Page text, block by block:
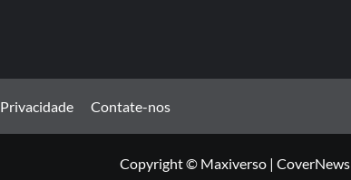
Privacidade Contate-nos
Copyright © Maxiverso | CoverNews